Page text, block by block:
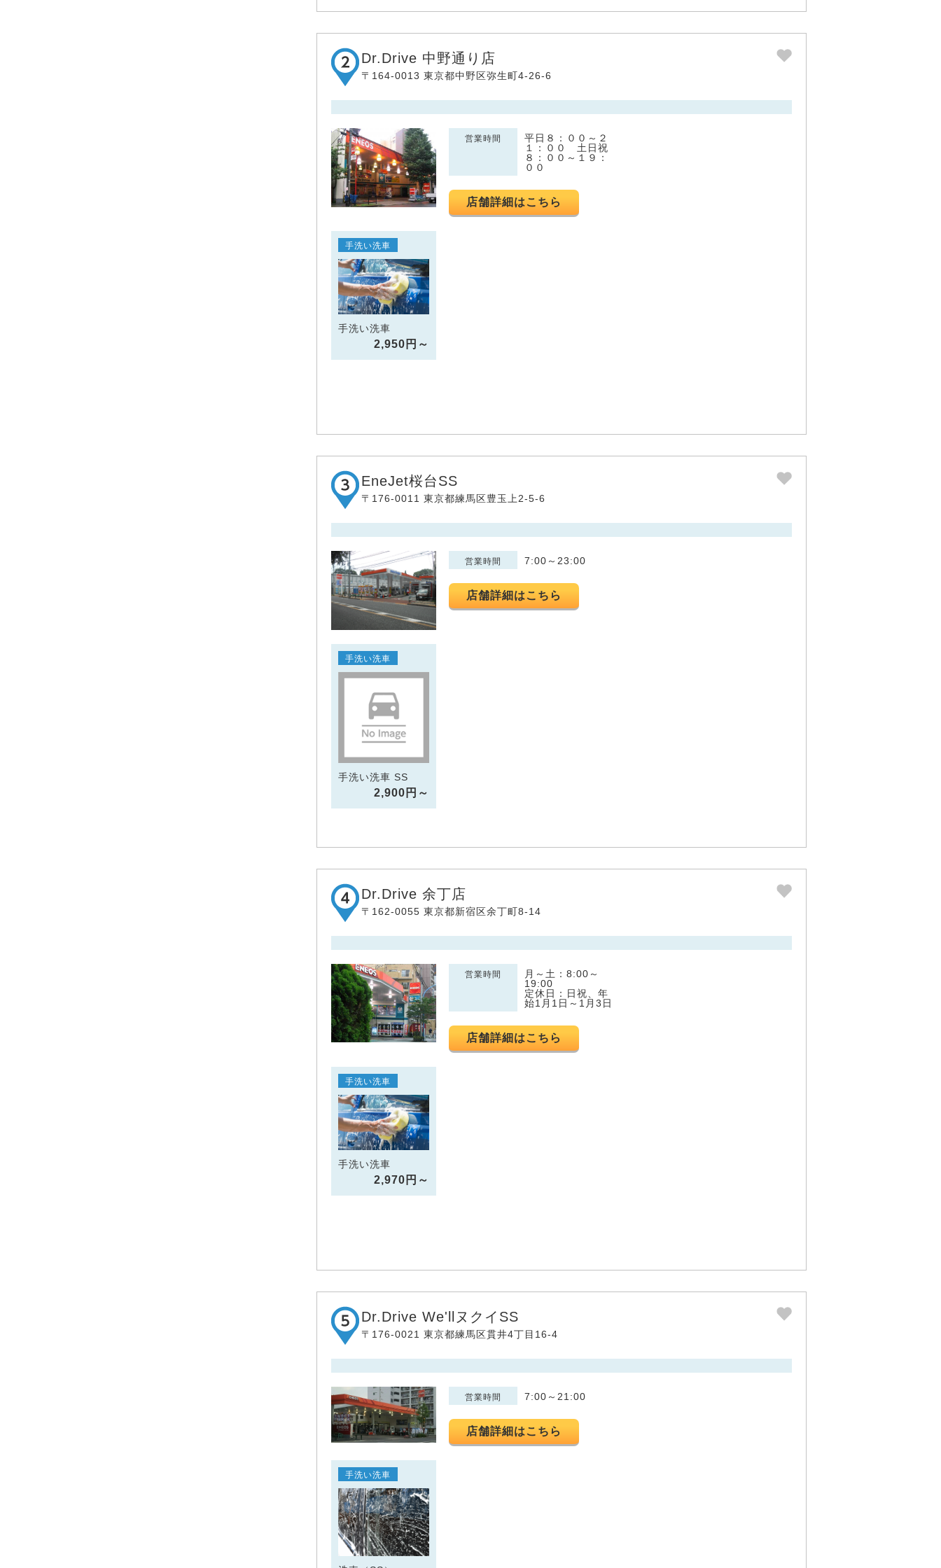
Dr.Drive 中野通り店
〒164-0013 東京都中野区弥生町4-26-6
営業時間
平日８：００～２
１：００ 土日祝
８：００～１９：
００
店舗詳細はこちら
手洗い洗車
手洗い洗車
2,950円～
EneJet桜台SS
〒176-0011 東京都練馬区豊玉上2-5-6
営業時間 7:00～23:00
店舗詳細はこちら
手洗い洗車
手洗い洗車 SS
2,900円～
Dr.Drive 余丁店
〒162-0055 東京都新宿区余丁町8-14
営業時間
月～土：8:00～
19:00
定休日：日祝、年
始1月1日～1月3日
店舗詳細はこちら
手洗い洗車
手洗い洗車
2,970円～
Dr.Drive We'llヌクイSS
〒176-0021 東京都練馬区貫井4丁目16-4
営業時間 7:00～21:00
店舗詳細はこちら
手洗い洗車